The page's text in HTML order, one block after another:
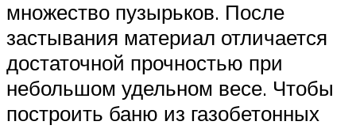
множество пузырьков. После
застывания материал отличается
достаточной прочностью при
небольшом удельном весе. Чтобы
построить баню из газобетонных